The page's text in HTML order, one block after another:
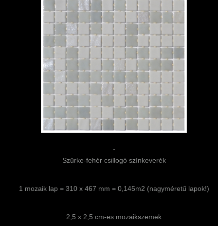
-
Szürke-fehér csillogó színkeverék
1 mozaik lap = 310 x 467 mm = 0,145m2 (nagyméretű lapok!)
2,5 x 2,5 cm-es mozaikszemek